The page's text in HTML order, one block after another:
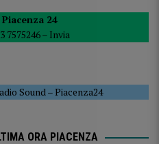
POLITICA
[ 5 Agosto 2026 ] Caldo estremo e
24
7575246 – Invia
Sound–Piacenza24
ORA PIACENZA